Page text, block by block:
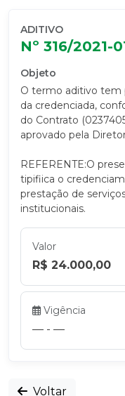
ADITIVO
Nº 316/2021-
Objeto
O termo aditivo tem
da credenciada,
do Contrato
aprovado pela
REFERENTE:O
tipifiica o
prestação de
institucionais.
Valor
R$ 24.000,00
Vigência
— - —
Voltar